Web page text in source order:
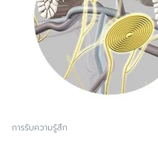
การรับความรู้สึก